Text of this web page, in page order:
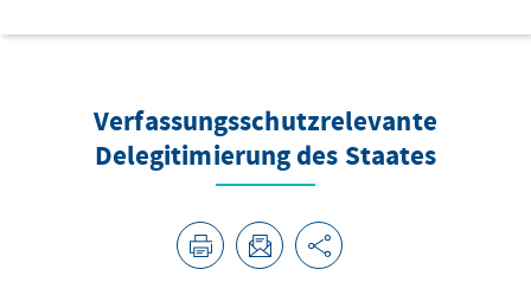
Verfassungsschutzrelevante
Delegitimierung des Staates